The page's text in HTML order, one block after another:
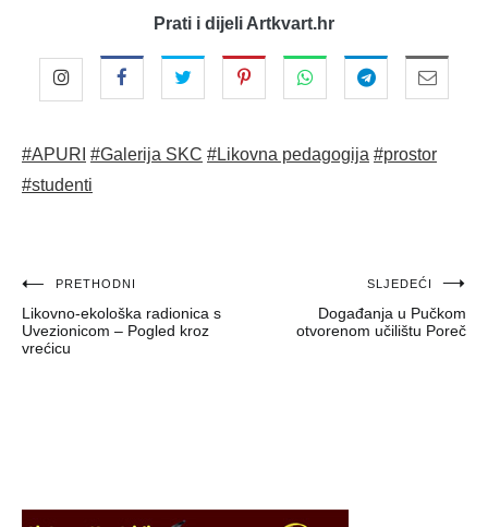
Prati i dijeli Artkvart.hr
#APURI #Galerija SKC #Likovna pedagogija #prostor
#studenti
Navigacija
objava
PRETHODNI
Likovno-ekološka radionica s
Uvezionicom – Pogled kroz
vrećicu
SLJEDEĆI
Događanja u Pučkom
otvorenom učilištu Poreč